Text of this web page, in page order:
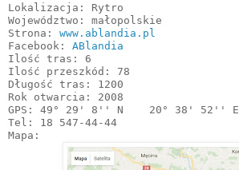
Lokalizacja: Rytro
Województwo: małopolskie
Strona: www.ablandia.pl
Facebook: ABlandia
Ilość tras: 6
Ilość przeszkód: 78
Długość tras: 1200
Rok otwarcia: 2008
GPS: 49° 29' 8'' N    20° 38' 52'' E
Tel: 18 547-44-44
Mapa: